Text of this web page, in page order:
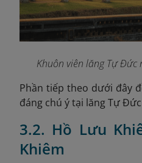
Khuôn viên lăng Tự Đức
Phần tiếp theo dưới đây
đáng chú ý tại lăng Tự
3.2. Hồ Lưu
Khiêm